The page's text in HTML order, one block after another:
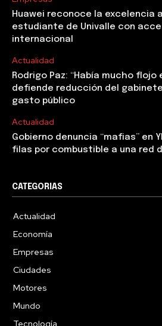
Huawei reconoce la excelencia
estudiante de Univalle con
internacional
Actualidad
Rodrigo Paz: “Había mucho
defiende reducción del
gasto público
Actualidad
Gobierno denuncia “mafias” en
filas por combustible a una red
CATEGORIAS
Actualidad
Economía
Empresas
Ciudades
Motores
Mundo
Tecnología